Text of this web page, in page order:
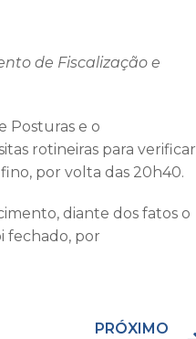
de Fiscalização e
Posturas e o
rotineiras para verificar
por volta das 20h40.
diante dos fatos o
fechado, por
PRÓXIMO